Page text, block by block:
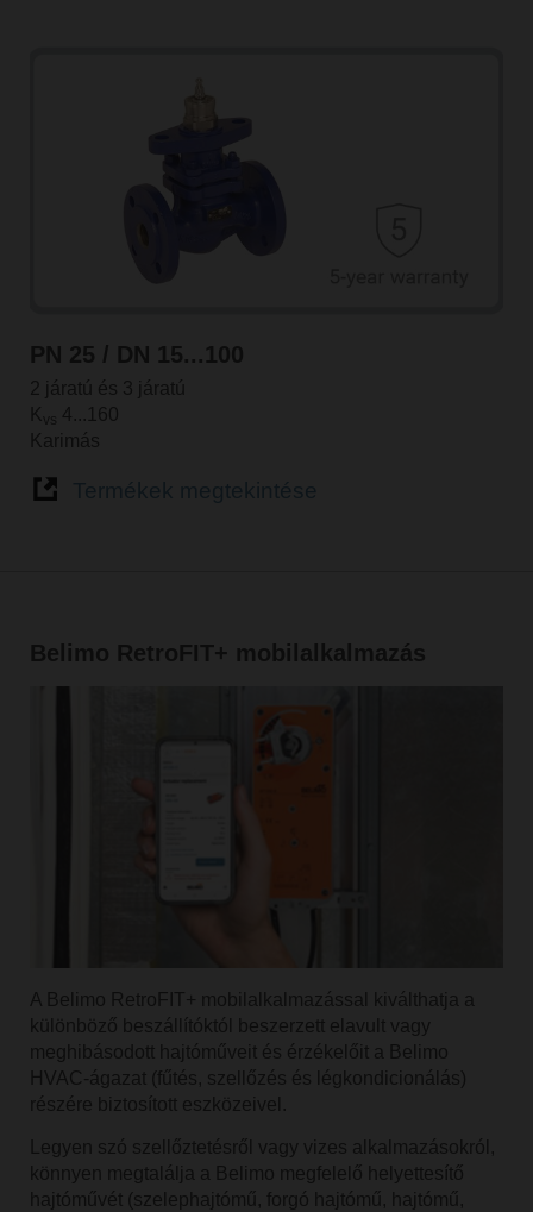
PN 25 / DN 15...100
2 járatú és 3 járatú
K
4...160
Karimás
Belimo RetroFIT+ mobilalkalmazás
A Belimo RetroFIT+ mobilalkalmazással kiválthatja a
különböző beszállítóktól beszerzett elavult vagy
meghibásodott hajtóműveit és érzékelőit a Belimo
HVAC-ágazat (fűtés, szellőzés és légkondicionálás)
részére biztosított eszközeivel.
Legyen szó szellőztetésről vagy vizes alkalmazásokról,
könnyen megtalálja a Belimo megfelelő helyettesítő
hajtóművét (szelephajtómű, forgó hajtómű, hajtómű,